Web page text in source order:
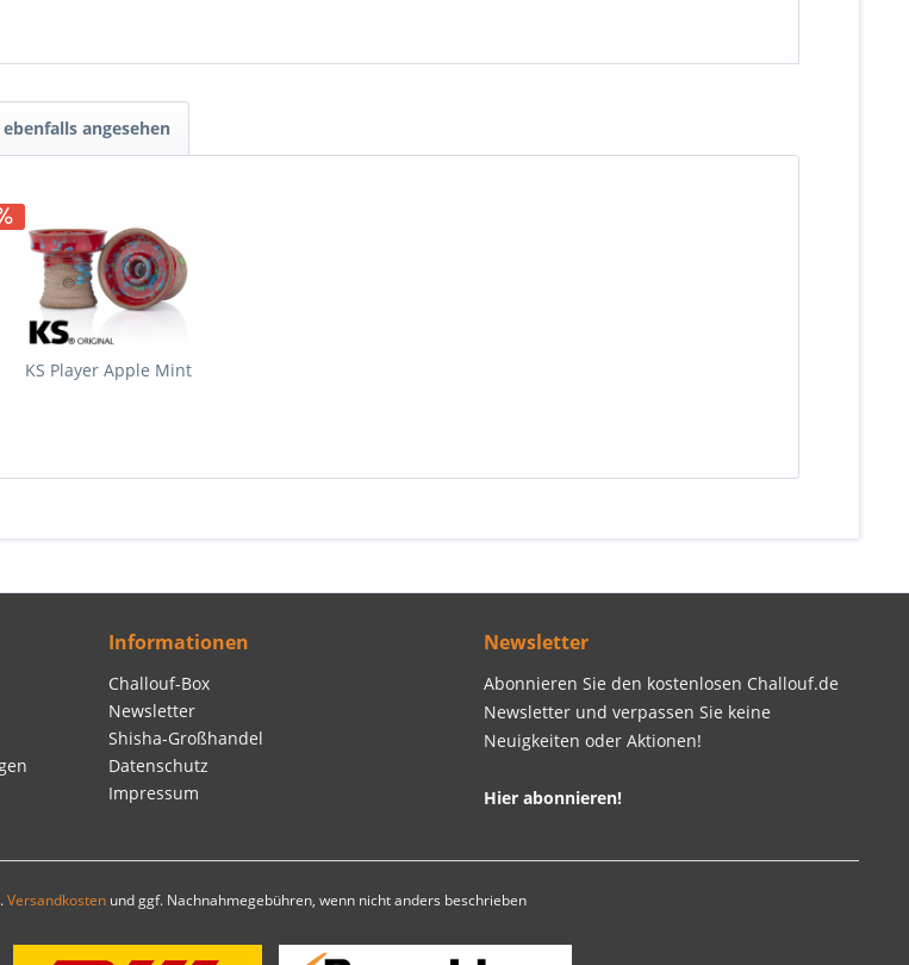
angesehen
KS Player Apple Mint
Informationen
Challouf-Box
Newsletter
Shisha-Großhandel
Datenschutz
Impressum
Newsletter
Abonnieren Sie den kostenlosen Challouf.de
Newsletter und verpassen Sie keine
Neuigkeiten oder Aktionen!
Hier abonnieren!
Versandkostenund ggf. Nachnahmegebühren, wenn nicht anders beschrieben